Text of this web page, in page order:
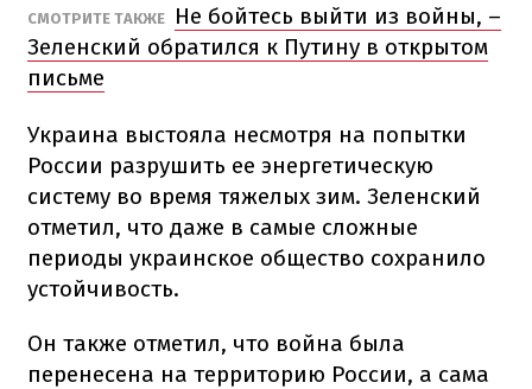
СМОТРИТЕ ТАКЖЕ
Не бойтесь выйти из войны, –
Зеленский обратился к Путину в открытом
письме
Украина выстояла несмотря на попытки
России разрушить ее энергетическую
систему во время тяжелых зим. Зеленский
отметил, что даже в самые сложные
периоды украинское общество сохранило
устойчивость.
Он также отметил, что война была
перенесена на территорию России, а сама